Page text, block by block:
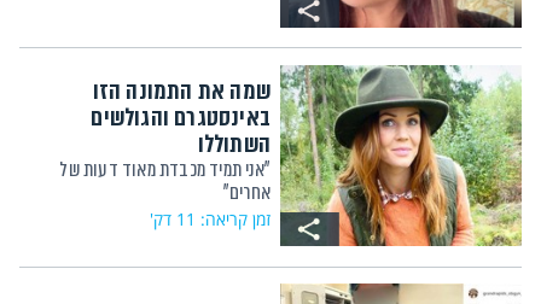
שמה את התמונה הזו
באינסטגרם והגולשים
השתוללו
"אני תמיד מכבדת מאוד דעות של
אחרים"
זמן קריאה: 11 דק'